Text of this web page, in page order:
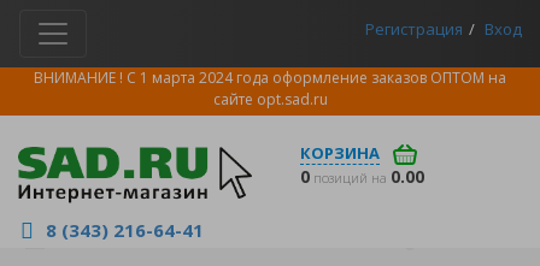
Регистрация Вход
ВНИМАНИЕ ! С 1 марта 2024 года оформление заказов ОПТОМ на
сайте opt.sad.ru
КОРЗИНА
0 позиций на 0.00
8 (343) 216-64-41